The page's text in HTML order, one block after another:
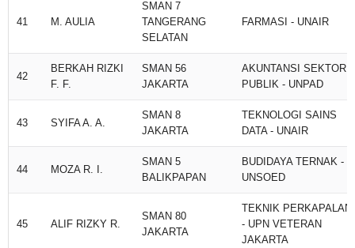
41 M. AULIA
SMAN 7
TANGERANG
SELATAN
FARMASI - UNAIR
42
BERKAH RIZKI
F. F.
SMAN 56
JAKARTA
AKUNTANSI SEKTOR
PUBLIK - UNPAD
43 SYIFA A. A.
SMAN 8
JAKARTA
TEKNOLOGI SAINS
DATA - UNAIR
44 MOZA R. I.
SMAN 5
BALIKPAPAN
BUDIDAYA TERNAK -
UNSOED
45 ALIF RIZKY R.
SMAN 80
JAKARTA
TEKNIK PERKAPALAN
- UPN VETERAN
JAKARTA